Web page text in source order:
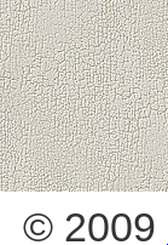
© 2009